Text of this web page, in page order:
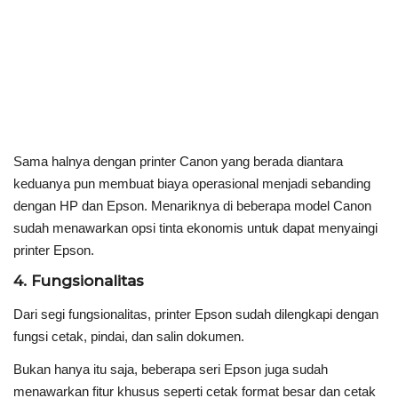
Sama halnya dengan printer Canon yang berada diantara
keduanya pun membuat biaya operasional menjadi sebanding
dengan HP dan Epson. Menariknya di beberapa model Canon
sudah menawarkan opsi tinta ekonomis untuk dapat menyaingi
printer Epson.
4. Fungsionalitas
Dari segi fungsionalitas, printer Epson sudah dilengkapi dengan
fungsi cetak, pindai, dan salin dokumen.
Bukan hanya itu saja, beberapa seri Epson juga sudah
menawarkan fitur khusus seperti cetak format besar dan cetak